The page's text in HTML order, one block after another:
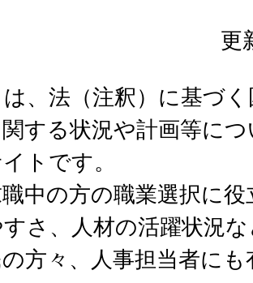
更
、法（注釈）に基づ
する状況や計画等に
トです。
中の方の職業選択に
さ、人材の活躍状況
方々、人事担当者に